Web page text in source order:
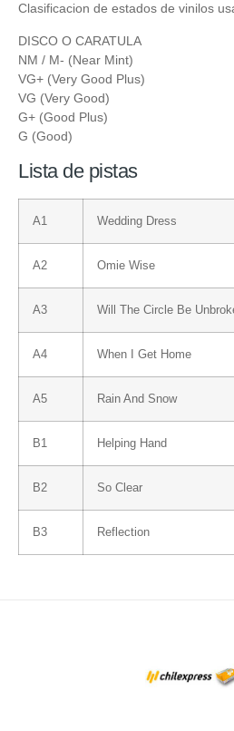
Clasificacion de estados de vinilos
DISCO O CARATULA
NM / M- (Near Mint)
VG+ (Very Good Plus)
VG (Very Good)
G+ (Good Plus)
G (Good)
Lista de pistas
A1 Wedding Dress
A2 Omie Wise
A3 Will The Circle Be
A4 When I Get Home
A5 Rain And Snow
B1 Helping Hand
B2 So Clear
B3 Reflection